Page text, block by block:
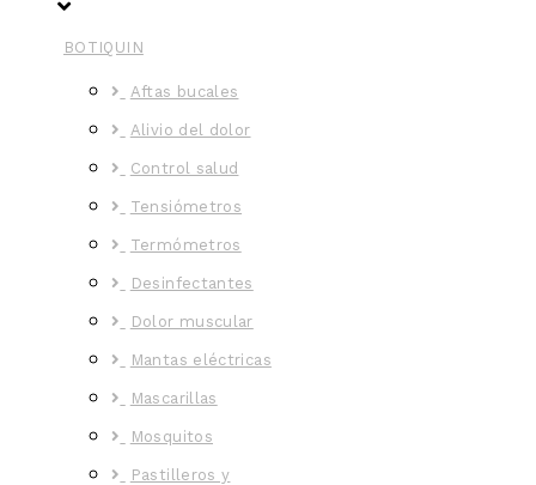
BOTIQUIN
Aftas bucales
Alivio del dolor
Control salud
Tensiómetros
Termómetros
Desinfectantes
Dolor muscular
Mantas eléctricas
Mascarillas
Mosquitos
Pastilleros y